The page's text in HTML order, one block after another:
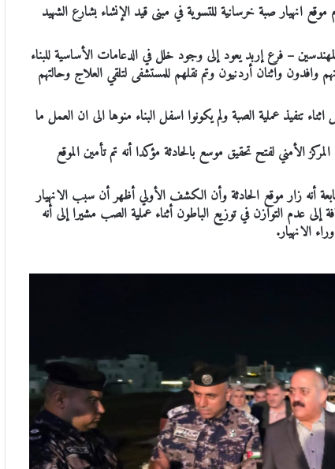
انهيار صبة خرسانية للتسوية في مبنى قيد الإنشاء بشارع الشهيد
– فرع إربد يعود إلى وجود خلل في الدعامات الأساسية للبناء
وافدون واثنان أردنيون وتم نقلهم للمستشفى لتلقي العلاج وحالتهم
تنفيذ عملية الصبة ولم يكونوا اسفل البناء منوها الى ان العمل ما
الأمني لفتح تحقيق موسع بالحادثة مؤكدا أنه تم تأمين الموقع
أنه زار موقع الحادثة وأن الكشف الأولي أظهر أن سبب الانهيار
إلى عدم التوازن في توزيع الباطون أثناء عملية الصب مشيرا إلى أنه
الانهيار.